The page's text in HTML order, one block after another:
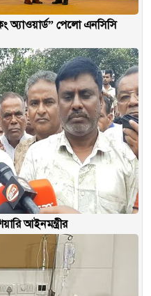
অ্যাওয়ার্ড” পেলো এনসিসি
আইনমন্ত্রীর